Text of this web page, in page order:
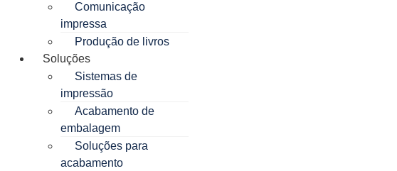
Comunicação
impressa
Produção de livros
Soluções
Sistemas de
impressão
Acabamento de
embalagem
Soluções para
acabamento